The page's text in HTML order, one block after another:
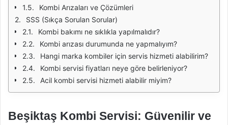
Kombi Arızaları ve Çözümleri
SSS (Sıkça Sorulan Sorular)
Kombi bakımı ne sıklıkla yapılmalıdır?
Kombi arızası durumunda ne yapmalıyım?
Hangi marka kombiler için servis hizmeti alabilirim?
Kombi servisi fiyatları neye göre belirleniyor?
Acil kombi servisi hizmeti alabilir miyim?
Beşiktaş Kombi Servisi: Güvenilir ve